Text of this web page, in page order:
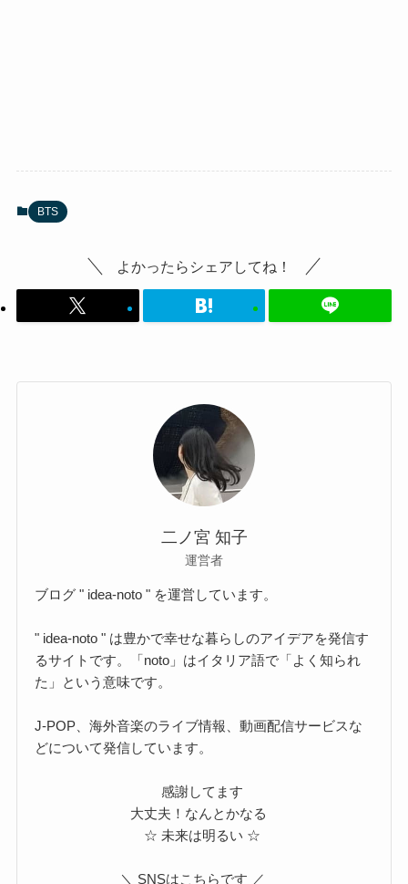
BTS
よかったらシェアしてね！
二ノ宮 知子
運営者
ブログ " idea-noto " を運営しています。
" idea-noto " は豊かで幸せな暮らしのアイデアを発信す
るサイトです。「noto」はイタリア語で「よく知られ
た」という意味です。
J-POP、海外音楽のライブ情報、動画配信サービスな
どについて発信しています。
感謝してます
大丈夫！なんとかなる
☆ 未来は明るい ☆
＼ SNSはこちらです ／